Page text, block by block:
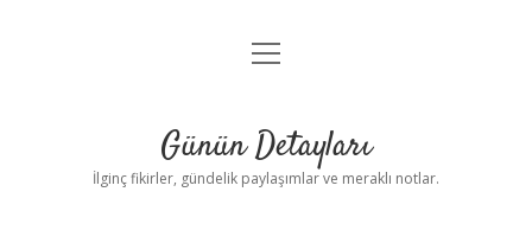
Gizlilik Politikası
Yasal Uyarı
menüyü
Günün Detayları
İlginç fikirler, gündelik paylaşımlar ve meraklı notlar.